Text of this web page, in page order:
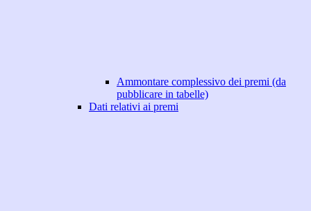
Ammontare complessivo dei premi (da
pubblicare in tabelle)
Dati relativi ai premi